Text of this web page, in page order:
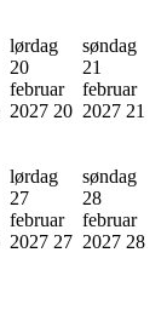
lørdag
20
februar
2027 20
søndag
21
februar
2027 21
lørdag
27
februar
2027 27
søndag
28
februar
2027 28